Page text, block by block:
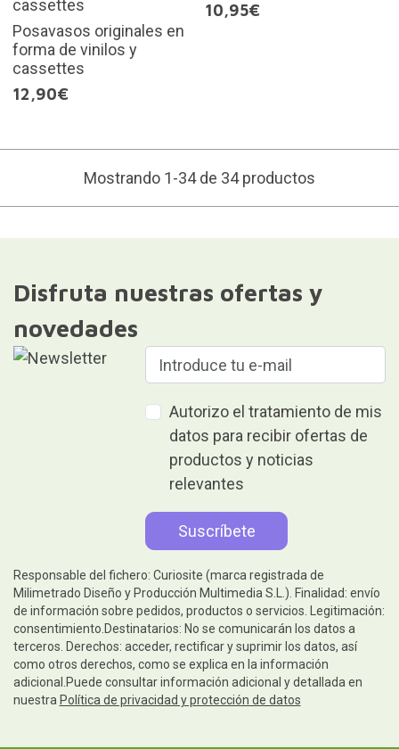
Posavasos originales en
forma de vinilos y
cassettes
12,90€
10,95€
Mostrando 1-34 de 34 productos
Disfruta nuestras ofertas y
novedades
Autorizo el tratamiento de mis
datos para recibir ofertas de
productos y noticias
relevantes
Responsable del fichero: Curiosite (marca registrada de
Milimetrado Diseño y Producción Multimedia S.L.). Finalidad: envío
de información sobre pedidos, productos o servicios. Legitimación:
consentimiento.Destinatarios: No se comunicarán los datos a
terceros. Derechos: acceder, rectificar y suprimir los datos, así
como otros derechos, como se explica en la información
adicional.Puede consultar información adicional y detallada en
nuestra Política de privacidad y protección de datos